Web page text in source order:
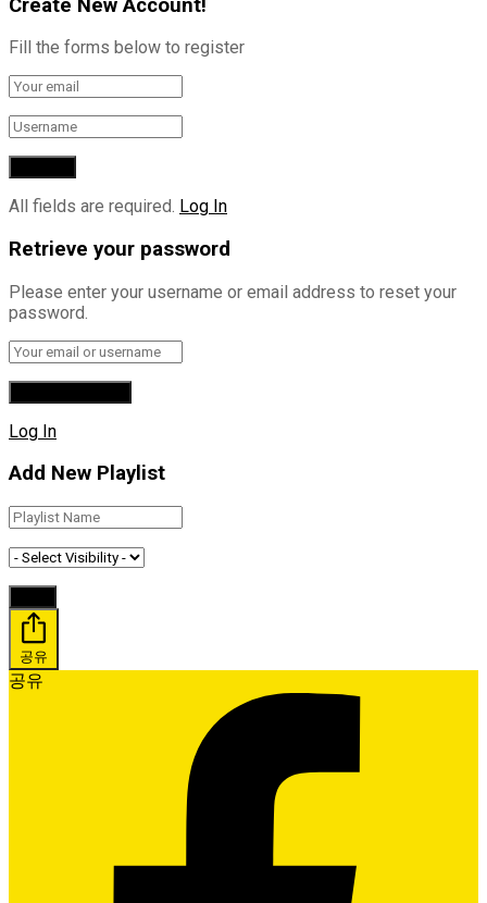
Create New Account!
Fill the forms below to register
All fields are required. Log In
Retrieve your password
Please enter your username or email address to reset your
password.
Log In
Add New Playlist
공유
공유